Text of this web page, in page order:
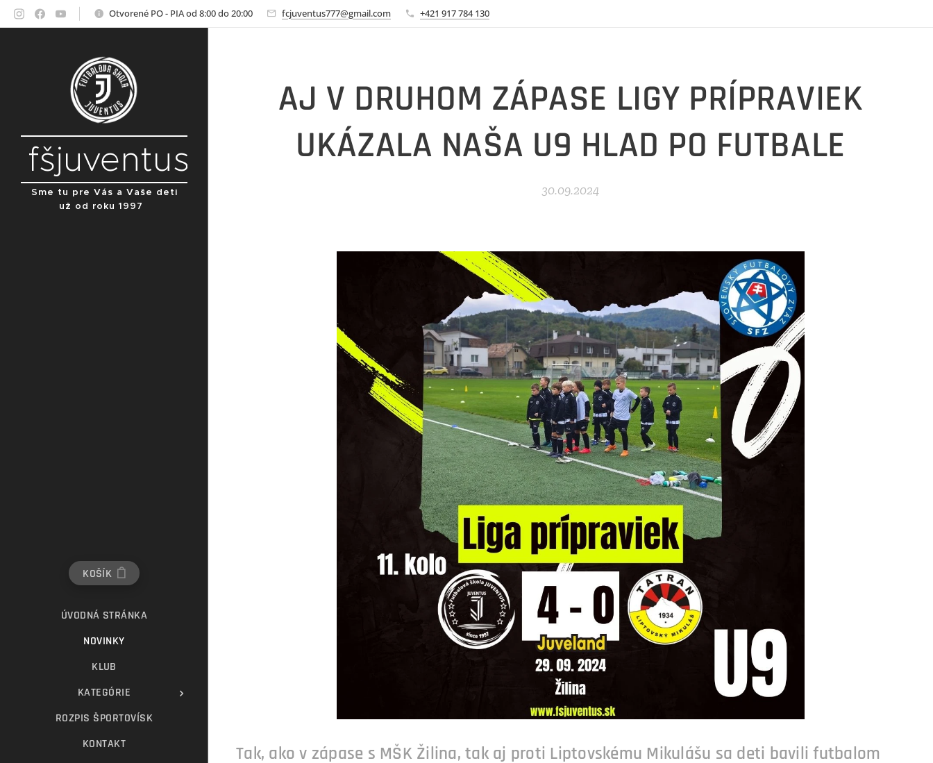
Otvorené PO - PIA od 8:00 do 20:00 fcjuventus777@gmail.com +421 917 784 130
fšjuventus
Sme tu pre Vás a Vaše deti
už od roku 1997
KOŠÍK
ÚVODNÁ STRÁNKA
NOVINKY
KLUB
KATEGÓRIE
ROZPIS ŠPORTOVÍSK
KONTAKT
AJ V DRUHOM ZÁPASE LIGY PRÍPRAVIEK
UKÁZALA NAŠA U9 HLAD PO FUTBALE
30.09.2024
Tak, ako v zápase s MŠK Žilina, tak aj proti Liptovskému Mikulášu sa deti bavili futbalom